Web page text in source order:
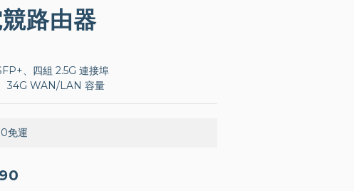
路由器
、四組 2.5G 連接埠
34G WAN/LAN 容量
免運